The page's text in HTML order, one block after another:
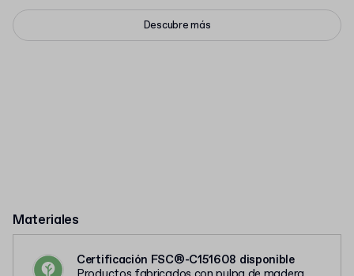
Descubre más
Materiales
Certificación FSC®-C151608 disponible